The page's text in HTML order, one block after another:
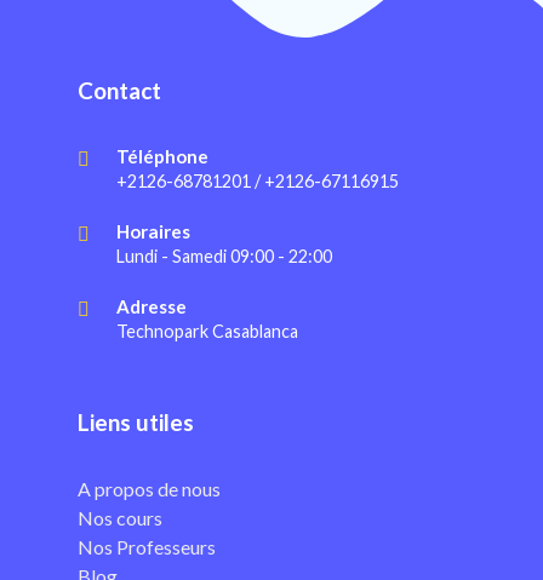
Contact
Téléphone
+2126-68781201 / +2126-67116915
Horaires
Lundi - Samedi 09:00 - 22:00
Adresse
Technopark Casablanca
Liens utiles
A propos de nous
Nos cours
Nos Professeurs